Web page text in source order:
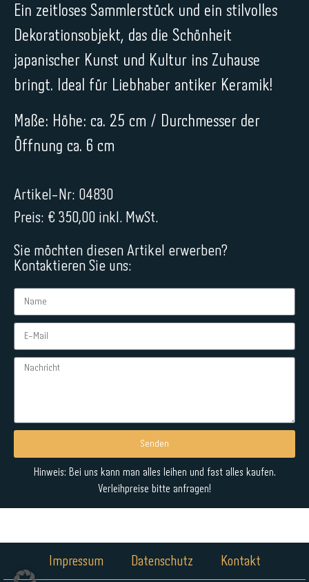
Ein zeitloses Sammlerstück und ein stilvolles
Dekorationsobjekt, das die Schönheit
japanischer Kunst und Kultur ins Zuhause
bringt. Ideal für Liebhaber antiker Keramik!
Maße: Höhe: ca. 25 cm / Durchmesser der
Öffnung ca. 6 cm
Artikel-Nr: 04830
Preis: € 350,00 inkl. MwSt.
Sie möchten diesen Artikel erwerben?
Kontaktieren Sie uns:
Senden
Alternative:
Hinweis: Bei uns kann man alles leihen und fast alles kaufen.
Verleihpreise bitte anfragen!
Impressum Datenschutz Kontakt